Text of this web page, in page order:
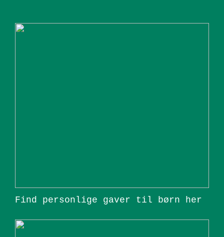
Find personlige gaver til børn her